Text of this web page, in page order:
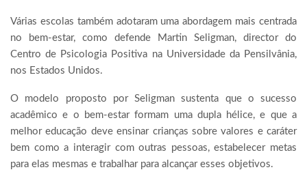
Várias escolas também adotaram uma abordagem mais centrada
no bem-estar, como defende Martin Seligman, director do
Centro de Psicologia Positiva na Universidade da Pensilvânia,
nos Estados Unidos.
O modelo proposto por Seligman sustenta que o sucesso
acadêmico e o bem-estar formam uma dupla hélice, e que a
melhor educação deve ensinar crianças sobre valores e caráter
bem como a interagir com outras pessoas, estabelecer metas
para elas mesmas e trabalhar para alcançar esses objetivos.